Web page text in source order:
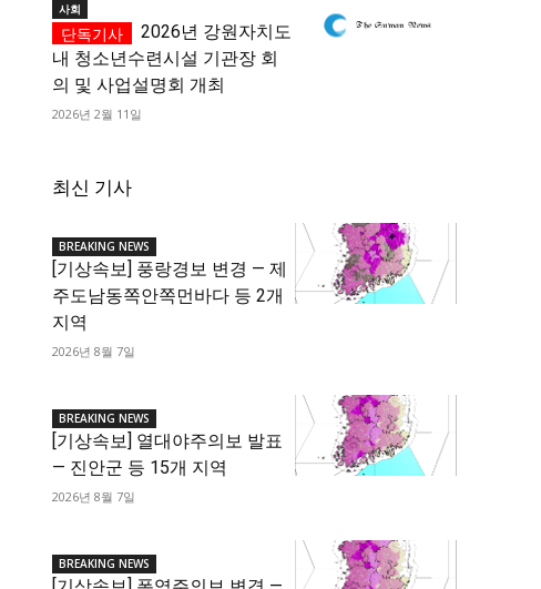
사회
2026년 강원자치도
내 청소년수련시설 기관장 회
의 및 사업설명회 개최
2026년 2월 11일
최신 기사
BREAKING NEWS
[기상속보] 풍랑경보 변경 — 제
주도남동쪽안쪽먼바다 등 2개
지역
2026년 8월 7일
BREAKING NEWS
[기상속보] 열대야주의보 발표
— 진안군 등 15개 지역
2026년 8월 7일
BREAKING NEWS